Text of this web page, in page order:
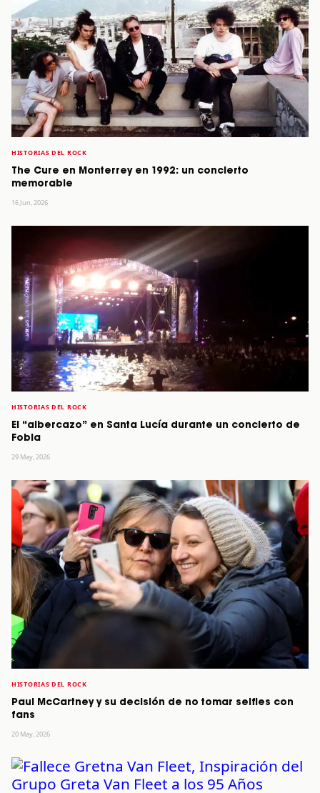
HISTORIAS DEL ROCK
The Cure en Monterrey en 1992: un concierto
memorable
16 Jun, 2026
HISTORIAS DEL ROCK
El “albercazo” en Santa Lucía durante un concierto de
Fobia
29 May, 2026
HISTORIAS DEL ROCK
Paul McCartney y su decisión de no tomar selfies con
fans
20 May, 2026